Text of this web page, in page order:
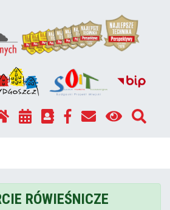
RÓWIEŚNICZE